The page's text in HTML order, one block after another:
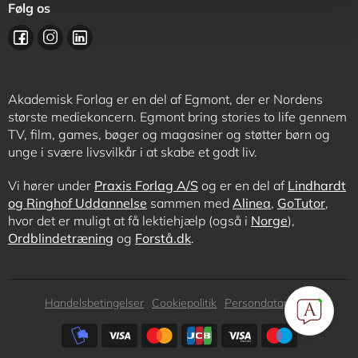
Følg os
Akademisk Forlag er en del af Egmont, der er Nordens
største mediekoncern. Egmont bring stories to life gennem
TV, film, games, bøger og magasiner og støtter børn og
unge i svære livsvilkår i at skabe et godt liv.
Vi hører under Praxis Forlag A/S og er en del af Lindhardt
og Ringhof Uddannelse sammen med Alinea, GoTutor,
hvor det er muligt at få lektiehjælp (også i Norge),
Ordblindetræning og Forstå.dk.
Subfooter
Handelsbetingelser Cookiepolitik
Persondatapolitik
Subfooter
payment